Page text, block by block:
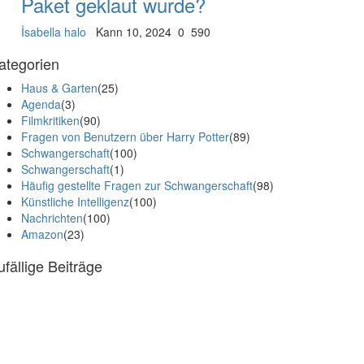
İsabella halo Kann 10, 2024 0 590
Haus & Garten(25)
Agenda(3)
Filmkritiken(90)
Fragen von Benutzern über Harry Potter(89)
Schwangerschaft(100)
Schwangerschaft(1)
Häufig gestellte Fragen zur Schwangerschaft(98)
Künstliche Intelligenz(100)
Nachrichten(100)
Amazon(23)
Beiträge